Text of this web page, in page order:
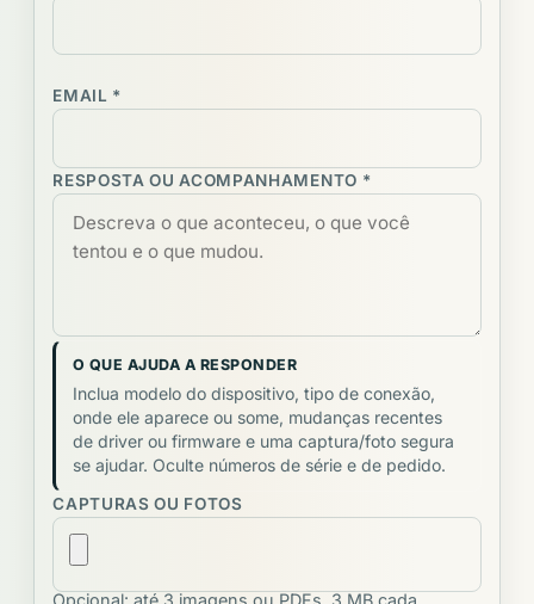
EMAIL *
RESPOSTA OU ACOMPANHAMENTO *
O QUE AJUDA A RESPONDER
Inclua modelo do dispositivo, tipo de conexão,
onde ele aparece ou some, mudanças recentes
de driver ou firmware e uma captura/foto segura
se ajudar. Oculte números de série e de pedido.
CAPTURAS OU FOTOS